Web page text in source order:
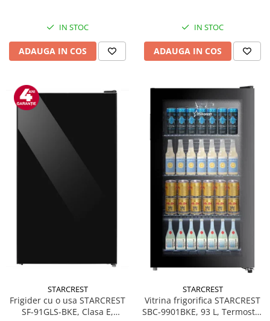
IN STOC
ADAUGA IN COS
IN STOC
ADAUGA IN COS
STARCREST
Frigider cu o usa STARCREST
SF-91GLS-BKE, Clasa E,
STARCREST
Vitrina frigorifica STARCREST
SBC-9901BKE, 93 L, Termostat